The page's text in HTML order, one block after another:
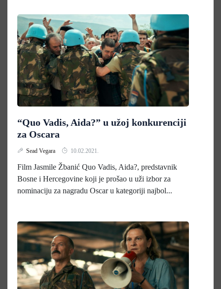
“Quo Vadis, Aida?” u užoj konkurenciji
za Oscara
Sead Vegara 10.02.2021.
Film Jasmile Žbanić Quo Vadis, Aida?, predstavnik
Bosne i Hercegovine koji je prošao u uži izbor za
nominaciju za nagradu Oscar u kategoriji najbol...